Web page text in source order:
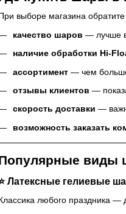
выборе магазина
качество шаров — лучше
наличие обработки Hi-
ассортимент — чем
отзывы клиентов —
скорость доставки —
возможность заказать
виды
Латексные гелиевые
любого праздника —